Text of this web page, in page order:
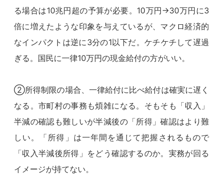
る場合は10兆円超の予算が必要。10万円→30万円に3
倍に増えたような印象を与えているが、マクロ経済的
なインパクトは逆に3分の1以下だ。ケチケチして遅過
ぎる。国民に一律10万円の現金給付の方がいい。
②所得制限の場合、一律給付に比べ給付は確実に遅く
なる。市町村の事務も煩雑になる。そもそも「収入」
半減の確認も難しいが半減後の「所得」確認はより難
しい。「所得」は一年間を通じて把握されるもので
「収入半減後所得」をどう確認するのか。実務が回る
イメージが持てない。